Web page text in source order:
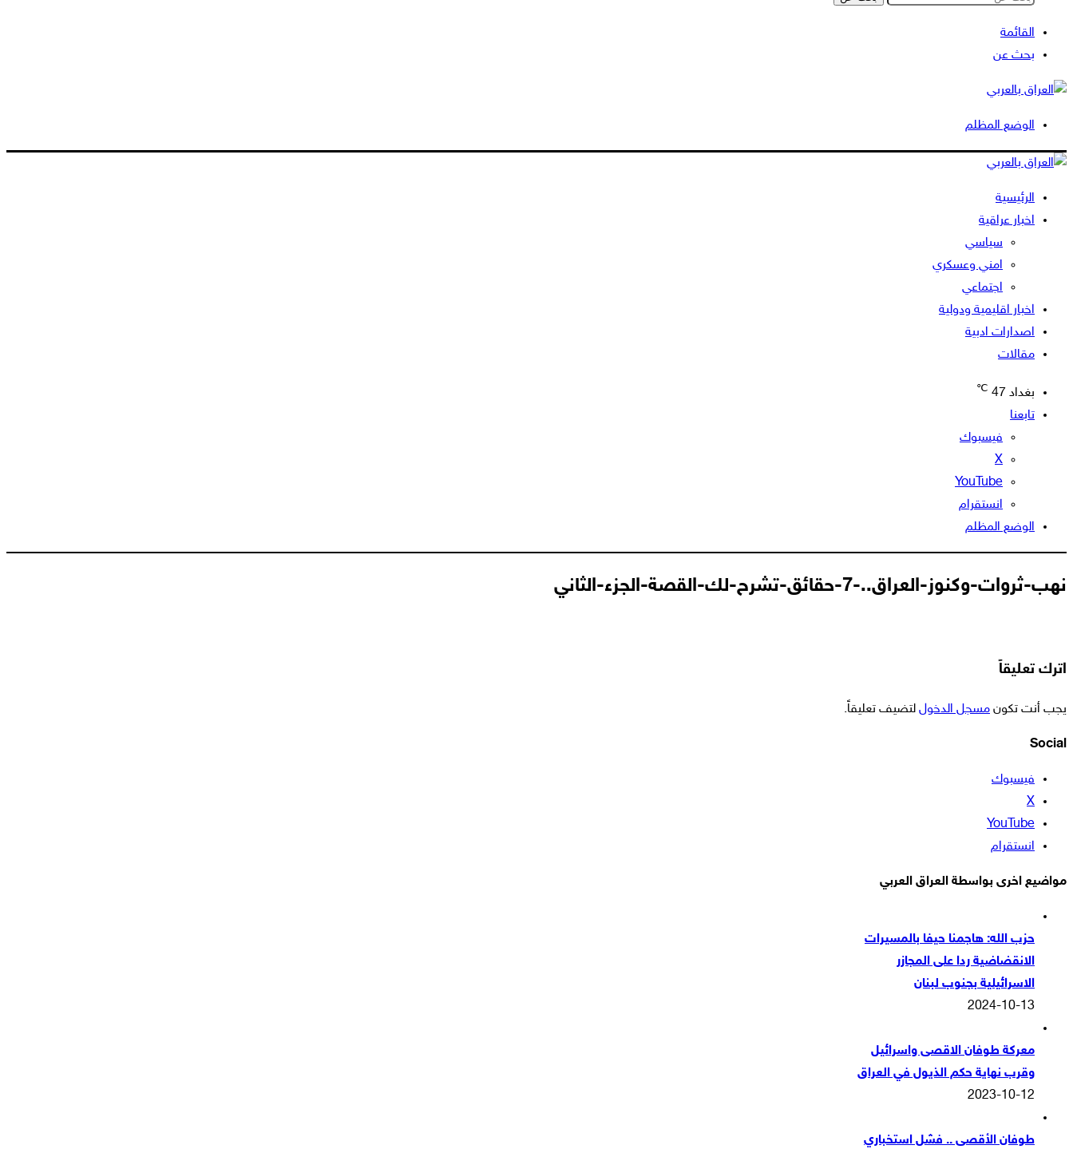
القائمة
بحث عن
الوضع المظلم
الرئيسية
اخبار عراقية
سياسي
امني وعسكري
اجتماعي
اخبار اقليمية ودولية
اصدارات ادبية
مقالات
بغداد 47
℃
تابعنا
فيسبوك
‫X
‫YouTube
انستقرام
الوضع المظلم
نهب-ثروات-وكنوز-العراق..-7-حقائق-تشرح-لك-القصة-الجزء-الثاني
اترك تعليقاً
يجب أنت تكون مسجل الدخول لتضيف تعليقاً.
Social
فيسبوك
‫X
‫YouTube
انستقرام
مواضيع اخرى بواسطة العراق العربي
حزب الله: هاجمنا حيفا بالمسيرات
الانقضاضية ردا على المجازر
الاسرائيلية بجنوب لبنان
2024-10-13
معركة طوفان الاقصى واسرائيل
وقرب نهاية حكم الذيول في العراق
2023-10-12
طوفان الأقصى .. فشل استخباري